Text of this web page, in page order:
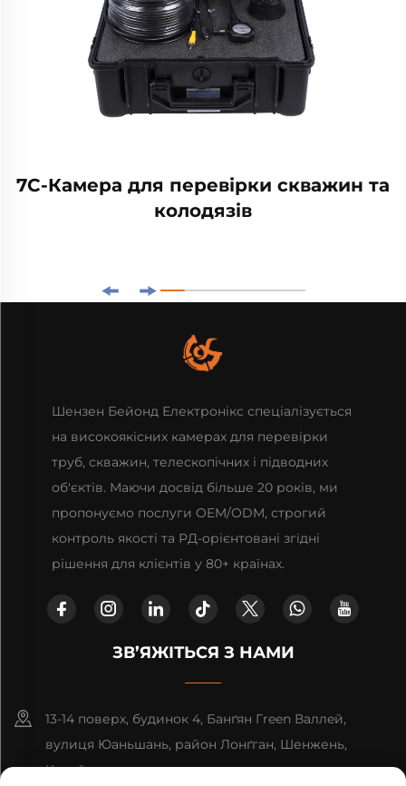
7C-Камера для перевірки скважин та
колодязів
Шензен Бейонд Електронікс спеціалізується
на високоякісних камерах для перевірки
труб, скважин, телескопічних і підводних
об'єктів. Маючи досвід більше 20 років, ми
пропонуємо послуги OEM/ODM, строгий
контроль якості та РД-орієнтовані згідні
рішення для клієнтів у 80+ країнах.
ЗВ’ЯЖІТЬСЯ З НАМИ
13-14 поверх, будинок 4, Банґян Гreen Валлeй,
вулиця Юаньшань, район Лонґган, Шенжень,
Китай.